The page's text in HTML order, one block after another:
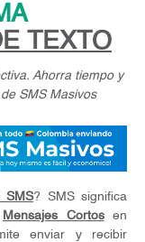
TEXTO
Ahorra tiempo y
SMS Masivos
SMS? SMS significa
Mensajes Cortosen
enviar y recibir